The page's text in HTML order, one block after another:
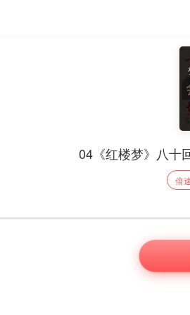
04《红楼梦》八十
倍